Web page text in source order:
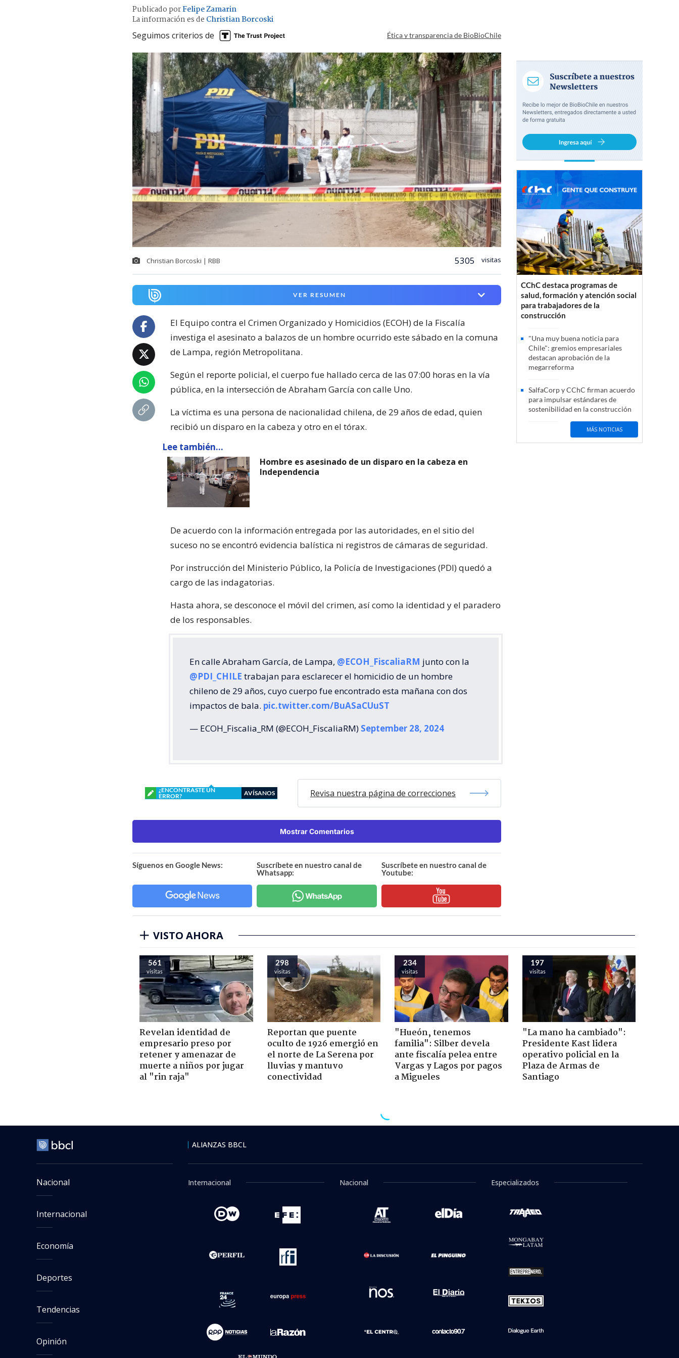
Publicado porFelipe Zamarin
La información es de Christian Borcoski
Seguimos criterios de Ética y transparencia de BioBioChile
Christian Borcoski | RBB 5305 visitas
VER RESUMEN
El Equipo contra el Crimen Organizado y Homicidios (ECOH) de la Fiscalía
investiga el asesinato a balazos de un hombre ocurrido este sábado en la comuna
de Lampa, región Metropolitana.
Según el reporte policial, el cuerpo fue hallado cerca de las 07:00 horas en la vía
pública, en la intersección de Abraham García con calle Uno.
La víctima es una persona de nacionalidad chilena, de 29 años de edad, quien
recibió un disparo en la cabeza y otro en el tórax.
Lee también...
Hombre es asesinado de un disparo en la cabeza en
Independencia
De acuerdo con la información entregada por las autoridades, en el sitio del
suceso no se encontró evidencia balística ni registros de cámaras de seguridad.
Por instrucción del Ministerio Público, la Policía de Investigaciones (PDI) quedó a
cargo de las indagatorias.
Hasta ahora, se desconoce el móvil del crimen, así como la identidad y el paradero
de los responsables.
En calle Abraham García, de Lampa, @ECOH_FiscaliaRM junto con la
@PDI_CHILE trabajan para esclarecer el homicidio de un hombre
chileno de 29 años, cuyo cuerpo fue encontrado esta mañana con dos
impactos de bala. pic.twitter.com/BuASaCUuST
— ECOH_Fiscalia_RM (@ECOH_FiscaliaRM) September 28, 2024
¿ENCONTRASTE UN
ERROR?
AVÍSANOS Revisa nuestra página de correcciones
Mostrar Comentarios
Síguenos en Google News:
Suscríbete en nuestro canal de
Whatsapp:
Suscríbete en nuestro canal de
Youtube:
CChC destaca programas de
salud, formación y atención social
para trabajadores de la
construcción
"Una muy buena noticia para
Chile": gremios empresariales
destacan aprobación de la
megarreforma
SalfaCorp y CChC firman acuerdo
para impulsar estándares de
sostenibilidad en la construcción
MÁS NOTICIAS
VISTO AHORA
561
visitas
Revelan identidad de
empresario preso por
retener y amenazar de
muerte a niños por jugar
al "rin raja"
298
visitas
Reportan que puente
oculto de 1926 emergió en
el norte de La Serena por
lluvias y mantuvo
conectividad
234
visitas
"Hueón, tenemos
familia": Silber devela
ante fiscalía pelea entre
Vargas y Lagos por pagos
a Migueles
197
visitas
"La mano ha cambiado":
Presidente Kast lidera
operativo policial en la
Plaza de Armas de
Santiago
Asesinan a golpes al futbolista ugandés David Owori: su
Pablo Velozo